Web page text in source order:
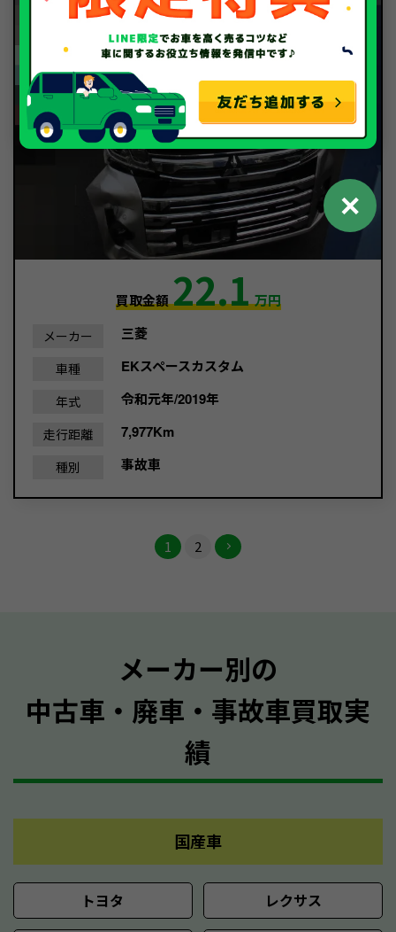
買取金額22.1万円
メーカー 三菱
車種 EKスペースカスタム
年式 令和元年/2019年
走行距離 7,977Km
種別 事故車
1 2
メーカー別の
中古車・廃車・事故車買取実
績
国産車
トヨタ レクサス
✕